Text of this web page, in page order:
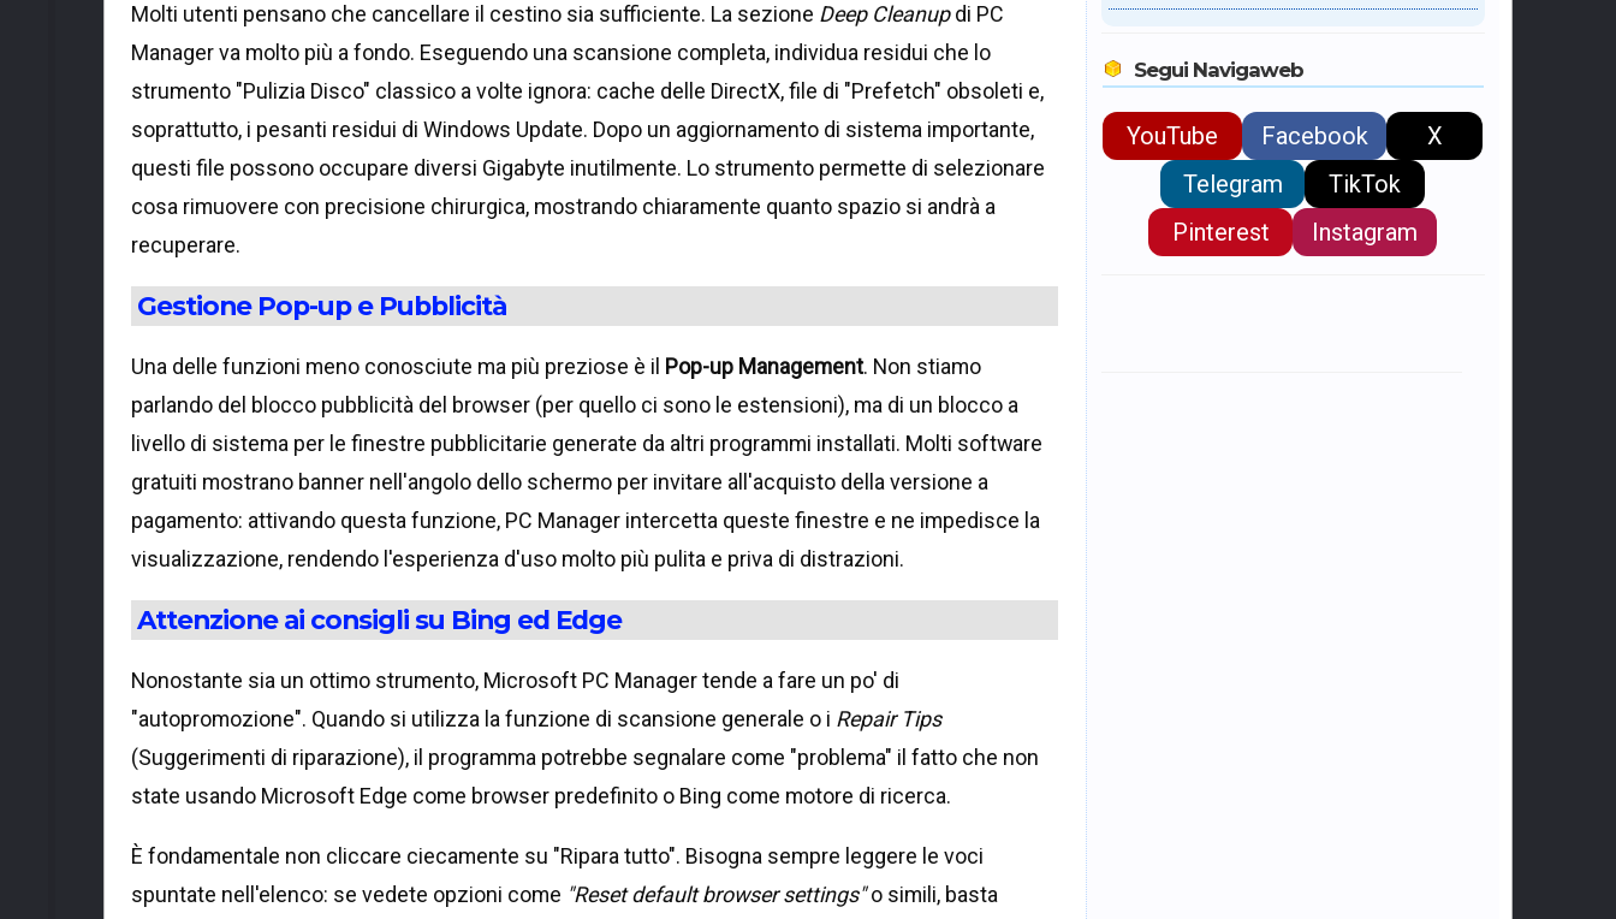
Molti utenti pensano che cancellare il cestino sia sufficiente. La sezione Deep Cleanupdi PC
Manager va molto più a fondo. Eseguendo una scansione completa, individua residui che lo
strumento "Pulizia Disco" classico a volte ignora: cache delle DirectX, file di "Prefetch" obsoleti e,
soprattutto, i pesanti residui di Windows Update. Dopo un aggiornamento di sistema importante,
questi file possono occupare diversi Gigabyte inutilmente. Lo strumento permette di selezionare
cosa rimuovere con precisione chirurgica, mostrando chiaramente quanto spazio si andrà a
recuperare.
Gestione Pop-up e Pubblicità
Una delle funzioni meno conosciute ma più preziose è il Pop-up Management. Non stiamo
parlando del blocco pubblicità del browser (per quello ci sono le estensioni), ma di un blocco a
livello di sistema per le finestre pubblicitarie generate da altri programmi installati. Molti software
gratuiti mostrano banner nell'angolo dello schermo per invitare all'acquisto della versione a
pagamento: attivando questa funzione, PC Manager intercetta queste finestre e ne impedisce la
visualizzazione, rendendo l'esperienza d'uso molto più pulita e priva di distrazioni.
Attenzione ai consigli su Bing ed Edge
Nonostante sia un ottimo strumento, Microsoft PC Manager tende a fare un po' di
"autopromozione". Quando si utilizza la funzione di scansione generale o i Repair Tips
(Suggerimenti di riparazione), il programma potrebbe segnalare come "problema" il fatto che non
state usando Microsoft Edge come browser predefinito o Bing come motore di ricerca.
È fondamentale non cliccare ciecamente su "Ripara tutto". Bisogna sempre leggere le voci
spuntate nell'elenco: se vedete opzioni come "Reset default browser settings"o simili, basta
Segui Navigaweb
YouTube Facebook
X
Telegram
TikTok
Pinterest
Instagram